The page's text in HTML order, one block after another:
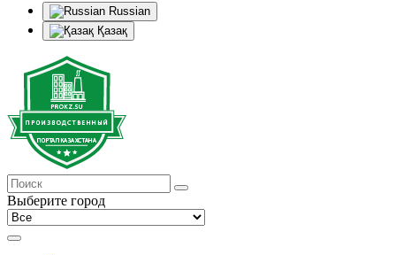
Russian
Қазақ
Выберите город